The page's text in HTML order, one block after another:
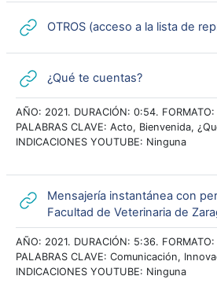
OTROS (acceso a la lista de
¿Qué te cuentas?URL
AÑO: 2021. DURACIÓN: 0:54.
PALABRAS CLAVE: Acto, Bienvenida,
INDICACIONES YOUTUBE: Ninguna
Mensajería instantánea con
Facultad de Veterinaria de
AÑO: 2021. DURACIÓN: 5:36.
PALABRAS CLAVE: Comunicación,
INDICACIONES YOUTUBE: Ninguna